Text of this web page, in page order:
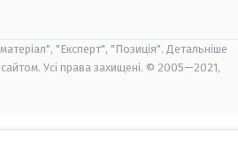
"Експерт", "Позиція". Детальніше
Усі права захищені. © 2005—2021,